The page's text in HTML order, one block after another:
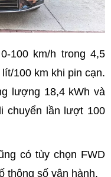
100 km/h trong 4,5
100 km khi pin cạn.
lượng 18,4 kWh và
chuyển lần lượt 100
có tùy chọn FWD
thông số vận hành.